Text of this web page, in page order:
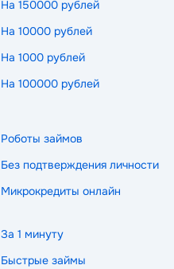
На 150000 рублей
На 10000 рублей
На 1000 рублей
На 100000 рублей
Роботы займов
Без подтверждения личности
Микрокредиты онлайн
За 1 минуту
Быстрые займы